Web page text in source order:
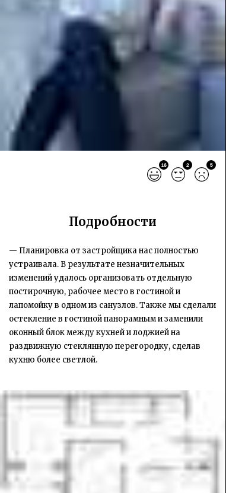
16 2 5
Подробности
— Планировка от застройщика нас полностью
устраивала. В результате незначительных
изменений удалось организовать отдельную
постирочную, рабочее место в гостиной и
лапомойку в одном из санузлов. Также мы сделали
остекление в гостиной панорамным и заменили
оконный блок между кухней и лоджией на
раздвижную стеклянную перегородку, сделав
кухню более светлой.